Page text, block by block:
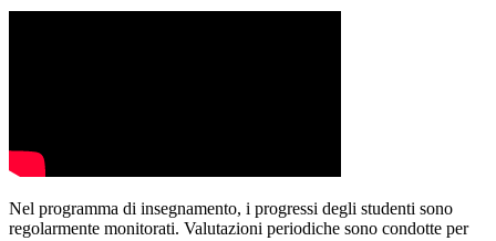
Nel programma di insegnamento, i progressi degli studenti sono
regolarmente monitorati. Valutazioni periodiche sono condotte per